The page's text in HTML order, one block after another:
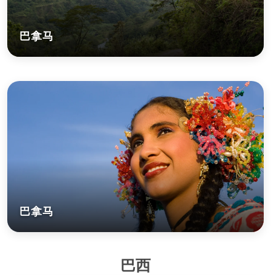
巴拿马
巴拿马
巴西